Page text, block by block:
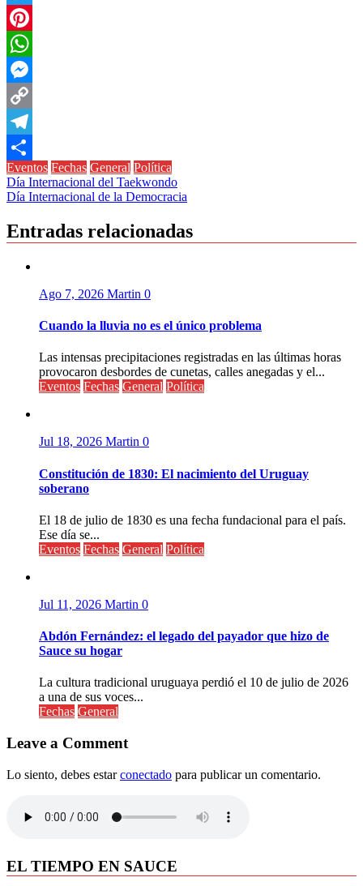
Twitter
Pinterest
WhatsApp
Messenger
Copy
Link
Telegram
Compartir
Eventos Fechas General Política
Navegación
de
entradas
Día Internacional del Taekwondo
Día Internacional de la Democracia
Entradas relacionadas
Ago 7, 2026 Martin 0
Cuando la lluvia no es el único problema
Las intensas precipitaciones registradas en las últimas horas
provocaron desbordes de cunetas, calles anegadas y el...
Eventos Fechas General Política
Jul 18, 2026 Martin 0
Constitución de 1830: El nacimiento del Uruguay
soberano
El 18 de julio de 1830 es una fecha fundacional para el país.
Ese día se...
Eventos Fechas General Política
Jul 11, 2026 Martin 0
Abdón Fernández: el legado del payador que hizo de
Sauce su hogar
La cultura tradicional uruguaya perdió el 10 de julio de 2026
a una de sus voces...
Fechas General
Leave a Comment
Lo siento, debes estarconectado para publicar un comentario.
EL TIEMPO EN SAUCE